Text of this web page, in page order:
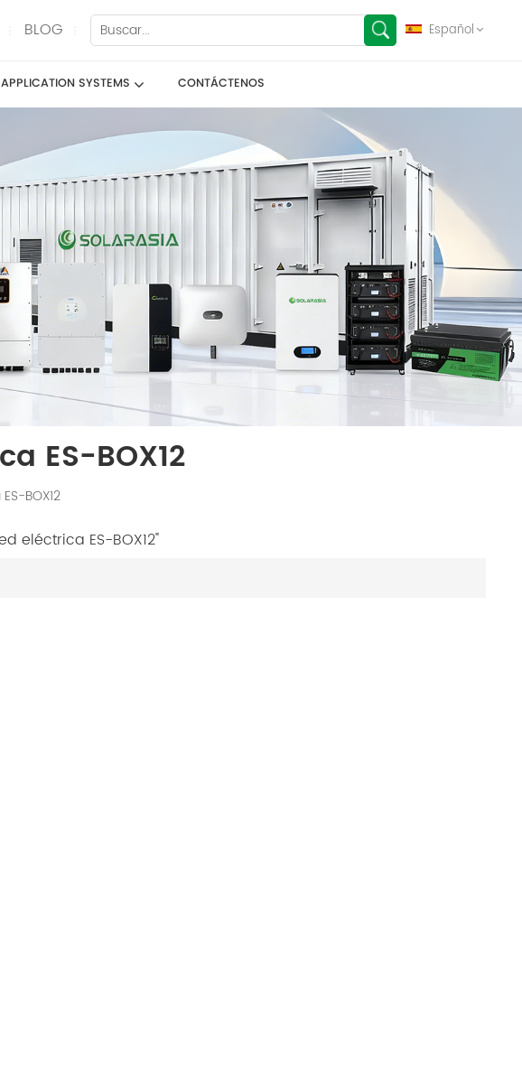
BLOG Español
English
français
Deutsch
español
العربية
SYSTEMS CONTÁCTENOS
ES-BOX12
BOX12
eléctrica ES-BOX12"